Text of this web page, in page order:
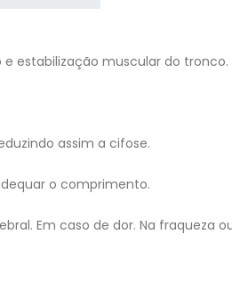
estabilização muscular do tronco.
assim a cifose.
o comprimento.
Em caso de dor. Na fraqueza